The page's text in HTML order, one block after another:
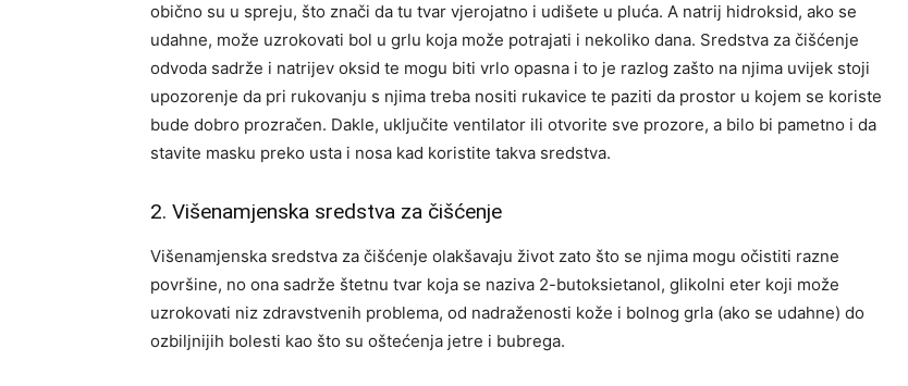
obično su u spreju, što znači da tu tvar vjerojatno i udišete u pluća. A natrij hidroksid, ako se
udahne, može uzrokovati bol u grlu koja može potrajati i nekoliko dana. Sredstva za čišćenje
odvoda sadrže i natrijev oksid te mogu biti vrlo opasna i to je razlog zašto na njima uvijek stoji
upozorenje da pri rukovanju s njima treba nositi rukavice te paziti da prostor u kojem se koriste
bude dobro prozračen. Dakle, uključite ventilator ili otvorite sve prozore, a bilo bi pametno i da
stavite masku preko usta i nosa kad koristite takva sredstva.
2. Višenamjenska sredstva za čišćenje
Višenamjenska sredstva za čišćenje olakšavaju život zato što se njima mogu očistiti razne
površine, no ona sadrže štetnu tvar koja se naziva 2-butoksietanol, glikolni eter koji može
uzrokovati niz zdravstvenih problema, od nadraženosti kože i bolnog grla (ako se udahne) do
ozbiljnijih bolesti kao što su oštećenja jetre i bubrega.